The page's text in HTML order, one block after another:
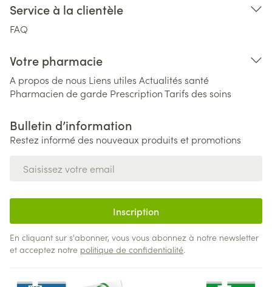
Service à la clientèle
FAQ
Votre pharmacie
A propos de nous Liens utiles Actualités santé
Pharmacien de garde PrescriptionTarifs des soins
Bulletin d’information
Restez informé des nouveaux produits et promotions
Inscription
En cliquant sur s'abonner, vous vous abonnez à notre newsletter
et acceptez notre politique de confidentialité.